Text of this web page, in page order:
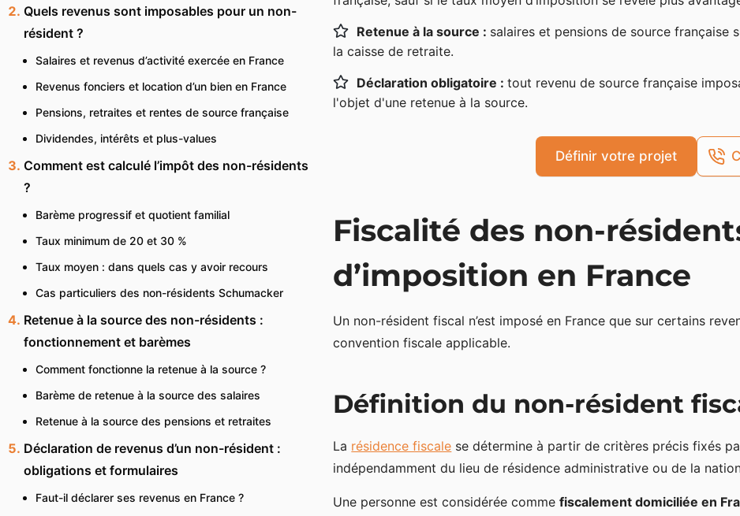
Quels revenus sont imposables pour un non-
résident ?
Salaires et revenus d’activité exercée en France
Revenus fonciers et location d’un bien en France
Pensions, retraites et rentes de source française
Dividendes, intérêts et plus-values
Comment est calculé l’impôt des non-résidents
?
Barème progressif et quotient familial
Taux minimum de 20 et 30 %
Taux moyen : dans quels cas y avoir recours
Cas particuliers des non-résidents Schumacker
Retenue à la source des non-résidents :
fonctionnement et barèmes
Comment fonctionne la retenue à la source ?
Barème de retenue à la source des salaires
Retenue à la source des pensions et retraites
Déclaration de revenus d’un non-résident :
obligations et formulaires
Faut-il déclarer ses revenus en France ?
Retenue à la source : salaires et pensions de source française
la caisse de retraite.
Déclaration obligatoire :tout revenu de source française
l'objet d'une retenue à la source.
Définir votre projet
Fiscalité des non-
d’imposition en France
Un non-résident fiscal n’est imposé en France que sur certains
convention fiscale applicable.
Définition du non-résident
La résidence fiscale se détermine à partir de critères précis fixés
indépendamment du lieu de résidence administrative ou de la
Une personne est considérée commefiscalement domiciliée en